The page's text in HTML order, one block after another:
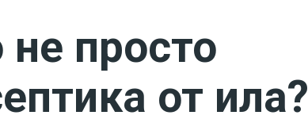
просто
от ила?